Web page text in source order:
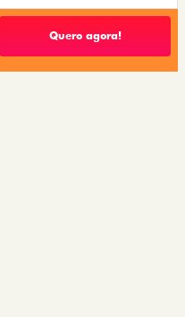
Quero agora!